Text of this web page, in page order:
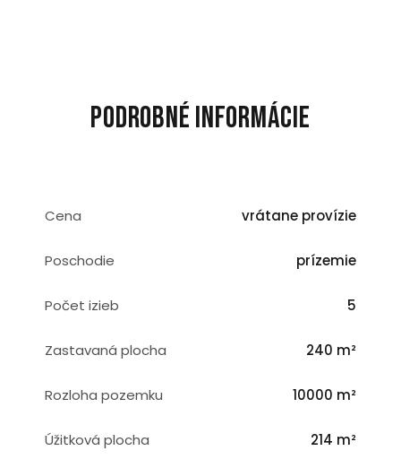
Podrobné informácie
Cena vrátane provízie
Poschodie prízemie
Počet izieb 5
Zastavaná plocha 240 m²
Rozloha pozemku 10000 m²
Úžitková plocha 214 m²